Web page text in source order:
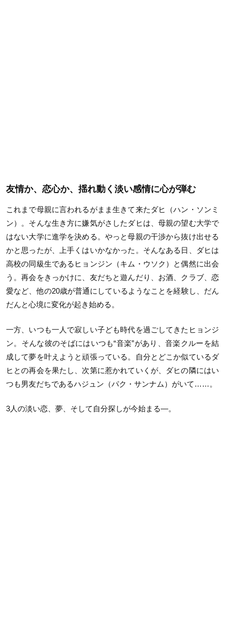
友情か、恋心か、揺れ動く淡い感情に心が弾む
これまで母親に言われるがまま生きて来たダヒ（ハン・ソンミ
ン）。そんな生き方に嫌気がさしたダヒは、母親の望む大学で
はない大学に進学を決める。やっと母親の干渉から抜け出せる
かと思ったが、上手くはいかなかった。そんなある日、ダヒは
高校の同級生であるヒョンジン（キム・ウソク）と偶然に出会
う。再会をきっかけに、友だちと遊んだり、お酒、クラブ、恋
愛など、他の20歳が普通にしているようなことを経験し、だん
だんと心境に変化が起き始める。
一方、いつも一人で寂しい子ども時代を過ごしてきたヒョンジ
ン。そんな彼のそばにはいつも“音楽”があり、音楽クルーを結
成して夢を叶えようと頑張っている。自分とどこか似ているダ
ヒとの再会を果たし、次第に惹かれていくが、ダヒの隣にはい
つも男友だちであるハジュン（パク・サンナム）がいて……。
3人の淡い恋、夢、そして自分探しが今始まる―。